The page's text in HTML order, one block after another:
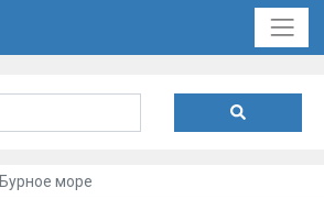
Бурное море